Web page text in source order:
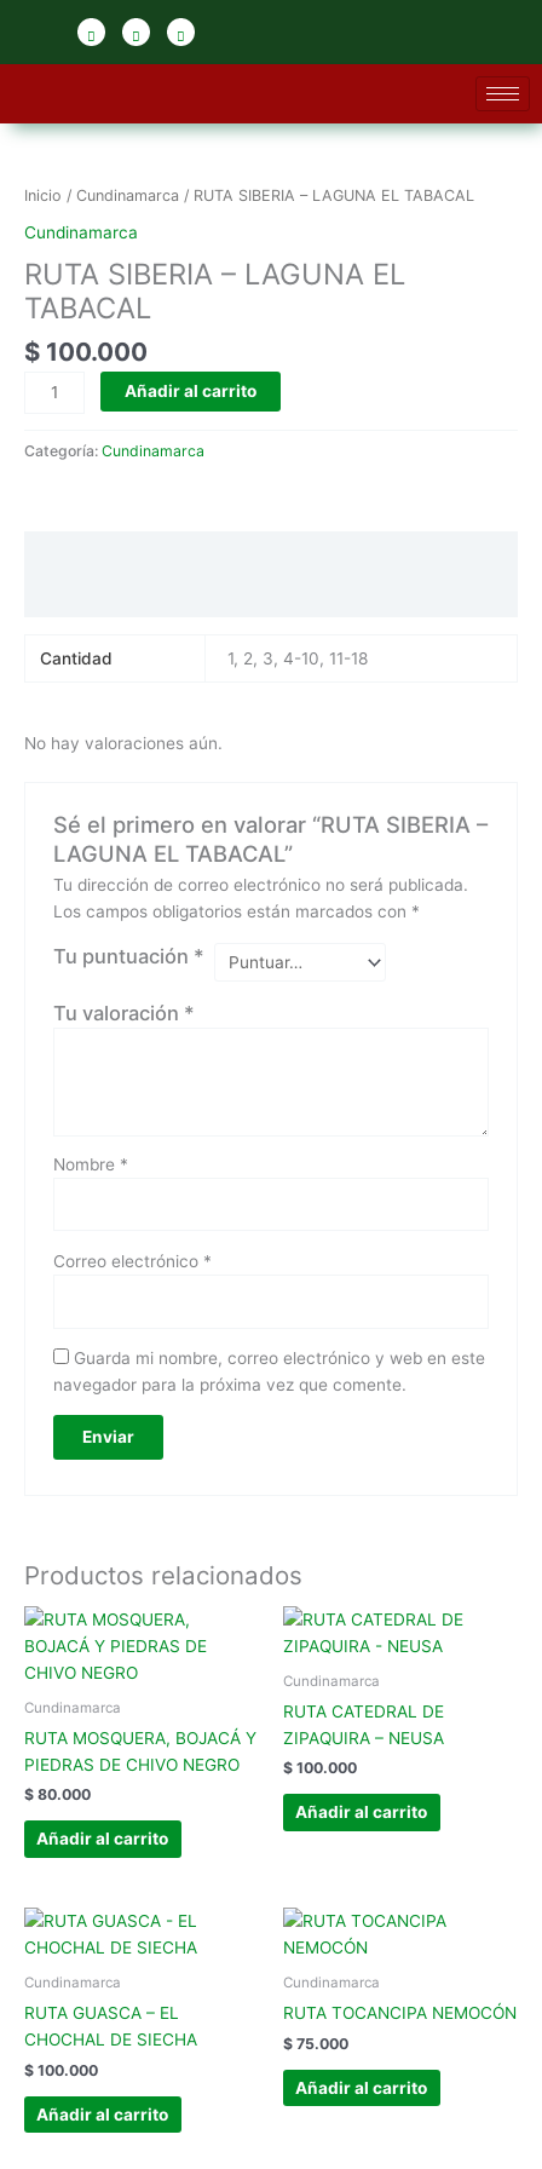
contenido
Inicio / Cundinamarca / RUTA SIBERIA – LAGUNA EL TABACAL
Cundinamarca
RUTA SIBERIA – LAGUNA EL
TABACAL
$ 100.000
RUTA
-
EL
TABACAL
cantidad
Añadir al carrito
Categoría: Cundinamarca
Cantidad 1, 2, 3, 4-10, 11-18
No hay valoraciones aún.
Sé el primero en valorar “RUTA SIBERIA –
LAGUNA EL TABACAL”
Tu dirección de correo electrónico no será publicada.
Los campos obligatorios están marcados con *
Tu puntuación *
Tu valoración *
Nombre *
Correo electrónico *
Guarda mi nombre, correo electrónico y web en este
navegador para la próxima vez que comente.
Productos relacionados
Cundinamarca
RUTA MOSQUERA, BOJACÁ Y
PIEDRAS DE CHIVO NEGRO
$ 80.000
Añadir al carrito
Cundinamarca
RUTA CATEDRAL DE
ZIPAQUIRA – NEUSA
$ 100.000
Añadir al carrito
Cundinamarca
RUTA GUASCA – EL
CHOCHAL DE SIECHA
$ 100.000
Añadir al carrito
Cundinamarca
RUTA TOCANCIPA NEMOCÓN
$ 75.000
Añadir al carrito